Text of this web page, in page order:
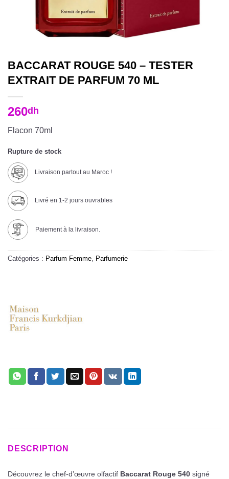
BACCARAT ROUGE 540 – TESTER
EXTRAIT DE PARFUM 70 ML
260dh
Flacon 70ml
Rupture de stock
Livraison partout au Maroc !
Livré en 1-2 jours ouvrables
Paiement à la livraison.
Catégories : Parfum Femme Parfumerie
DESCRIPTION
Découvrez le chef-d’œuvre olfactif Baccarat Rouge 540 signé